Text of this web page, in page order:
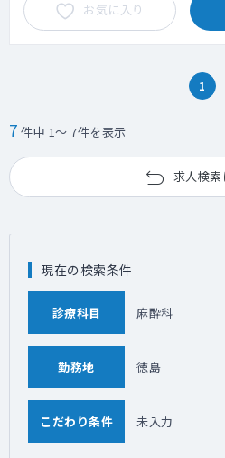
お気に入り
1
7 件中 1～ 7件を表示
求人検索
現在の検索条件
診療科目 麻酔科
勤務地 徳島
こだわり条件 未入力